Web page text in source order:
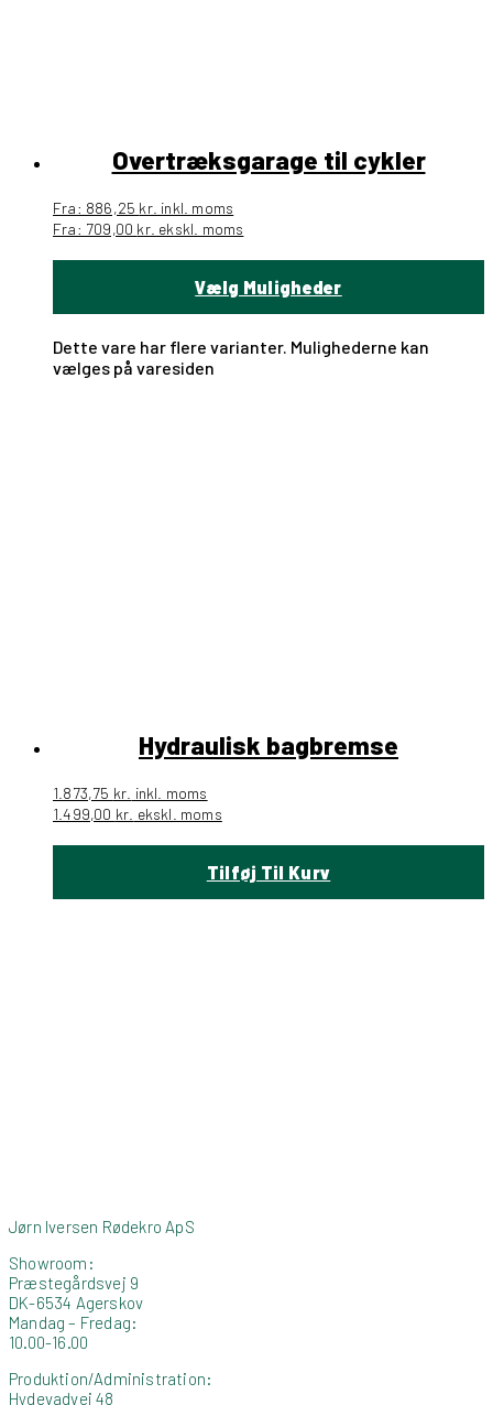
Overtræksgarage til cykler
Fra: 886,25 kr. inkl. moms
Fra: 709,00 kr. ekskl. moms
Vælg Muligheder
Dette vare har flere varianter. Mulighederne kan
vælges på varesiden
Hydraulisk bagbremse
1.873,75 kr. inkl. moms
1.499,00 kr. ekskl. moms
Tilføj Til Kurv
Jørn Iversen Rødekro ApS
Showroom:
Præstegårdsvej 9
DK-6534 Agerskov
Mandag – Fredag:
10.00-16.00
Produktion/Administration:
Hydevadvej 48